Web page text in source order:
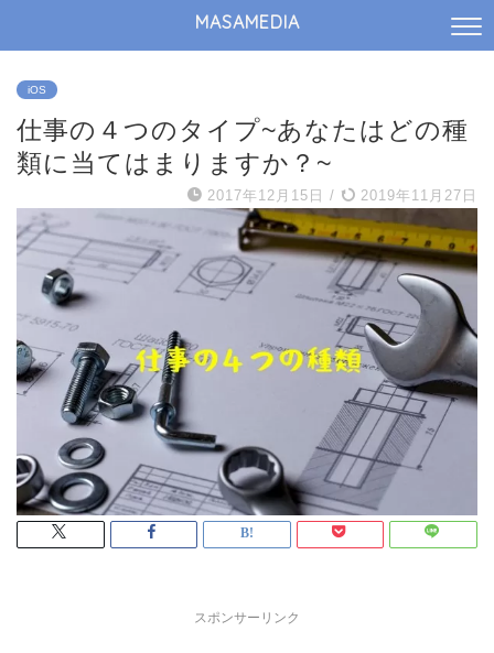
MASAMEDIA
iOS
仕事の４つのタイプ~あなたはどの種
類に当てはまりますか？~
2017年12月15日 / 2019年11月27日
スポンサーリンク